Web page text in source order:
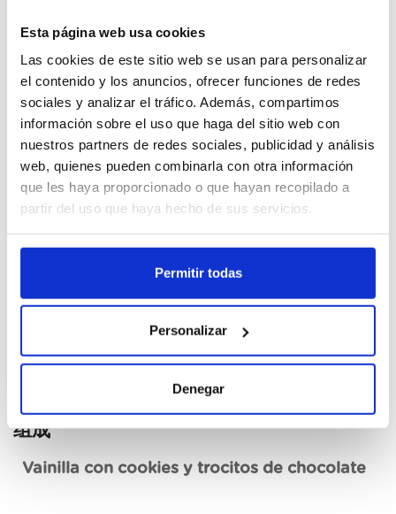
Esta página web usa cookies
Las cookies de este sitio web se usan para personalizar
el contenido y los anuncios, ofrecer funciones de redes
sociales y analizar el tráfico. Además, compartimos
información sobre el uso que haga del sitio web con
nuestros partners de redes sociales, publicidad y análisis
web, quienes pueden combinarla con otra información
que les haya proporcionado o que hayan recopilado a
partir del uso que haya hecho de sus servicios.
Permitir todas
Personalizar
Denegar
Tarrina Helado Cookie Dough B&J 465ML
37311
Cajas
我要註册
组成
Vainilla con cookies y trocitos de chocolate